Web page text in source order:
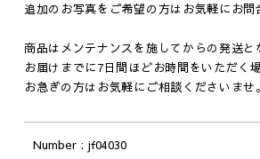
追加のお写真をご希望の方はお気軽にお問
商品はメンテナンスを施してからの発送と
お届けまでに7日間ほどお時間をいただく
お急ぎの方はお気軽にご相談くださいませ。
Number jf04030